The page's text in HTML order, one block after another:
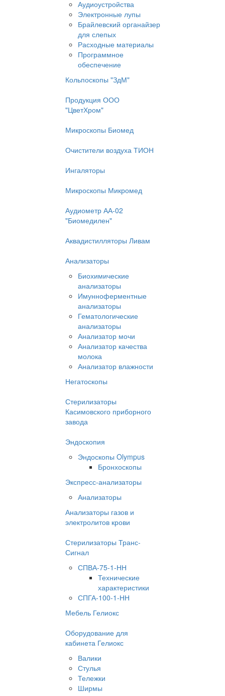
Аудиоустройства
Электронные лупы
Брайлевский органайзер
для слепых
Расходные материалы
Программное
обеспечение
Кольпоскопы "ЗдМ"
Продукция ООО
"ЦветХром"
Микроскопы Биомед
Очистители воздуха ТИОН
Ингаляторы
Микроскопы Микромед
Аудиометр АА-02
"Биомедилен"
Аквадистилляторы Ливам
Анализаторы
Биохимические
анализаторы
Имунноферментные
анализаторы
Гематологические
анализаторы
Анализатор мочи
Анализатор качества
молока
Анализатор влажности
Негатоскопы
Стерилизаторы
Касимовского приборного
завода
Эндоскопия
Эндоскопы Olympus
Бронхоскопы
Экспресс-анализаторы
Анализаторы
Анализаторы газов и
электролитов крови
Стерилизаторы Транс-
Сигнал
СПВА-75-1-НН
Технические
характеристики
СПГА-100-1-НН
Мебель Гелиокс
Оборудование для
кабинета Гелиокс
Валики
Стулья
Тележки
Ширмы